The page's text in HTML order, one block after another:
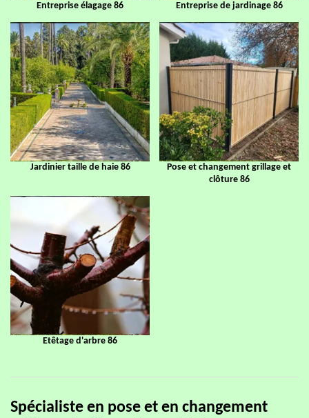
Entreprise élagage 86 Entreprise de jardinage 86
Jardinier taille de haie 86
Pose et changement grillage et
clôture 86
Etêtage d'arbre 86
Spécialiste en pose et en changement